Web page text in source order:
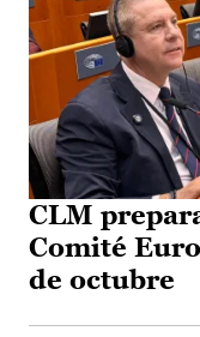
CLM
Comité
de octubre